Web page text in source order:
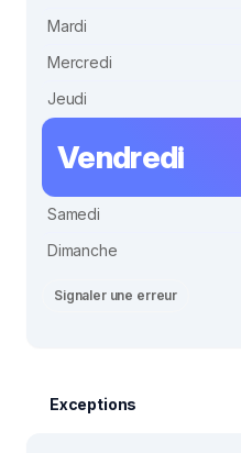
Mardi
Mercredi
Jeudi
Vendredi
Samedi
Dimanche
Signaler une erreur
Exceptions